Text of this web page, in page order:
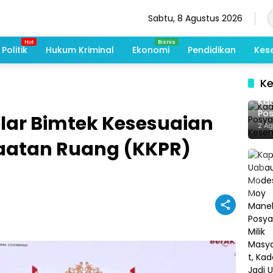
Sabtu, 8 Agustus 2026
Politik Hukum Kriminal Ekonomi Pendidikan
Bimtek Kesesuaian
Ruang (KKPR)
2